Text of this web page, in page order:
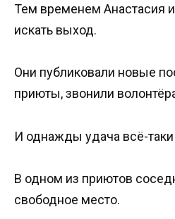
Тем временем Анастасия
искать выход.
Они публиковали новые
приюты, звонили
И однажды удача всё-
В одном из приютов
свободное место.